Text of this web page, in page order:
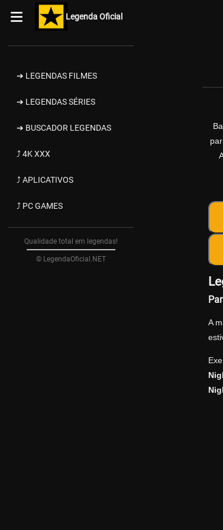
Legenda Oficial
➔ LEGENDAS FILMES
➔ LEGENDAS SÉRIES
➔ BUSCADOR LEGENDAS
⤴ 4K XXX
⤴ APLICATIVOS
⤴ PC GAMES
Qualidade total em legendas!
© LegendaOficial.NET
A